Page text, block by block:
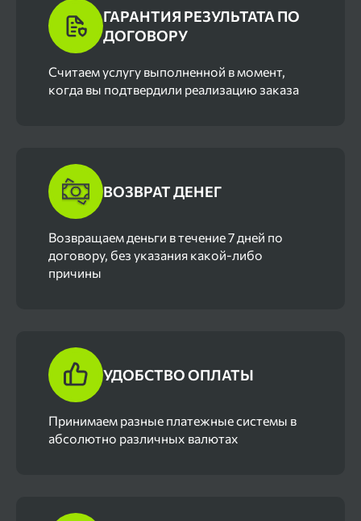
ГАРАНТИЯ РЕЗУЛЬТАТА ПО
ДОГОВОРУ
Cчитаем услугу выполненной в момент,
когда вы подтвердили реализацию заказа
ВОЗВРАТ ДЕНЕГ
Возвращаем деньги в течение 7 дней по
договору, без указания какой-либо
причины
УДОБСТВО ОПЛАТЫ
Принимаем разные платежные системы в
абсолютно различных валютах